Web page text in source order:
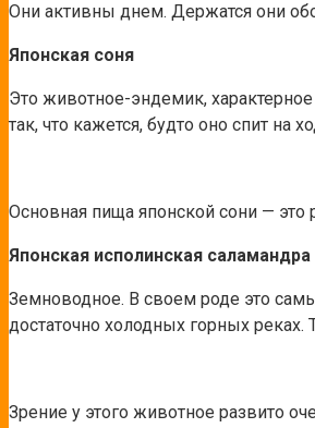
Они активны днем. Держатся они
Японская соня
Это животное-эндемик,
так, что кажется, будто оно спит на
Основная пища японской сони — это
Японская исполинская саламандра
Земноводное. В своем роде это
достаточно холодных горных
Зрение у этого животное развито